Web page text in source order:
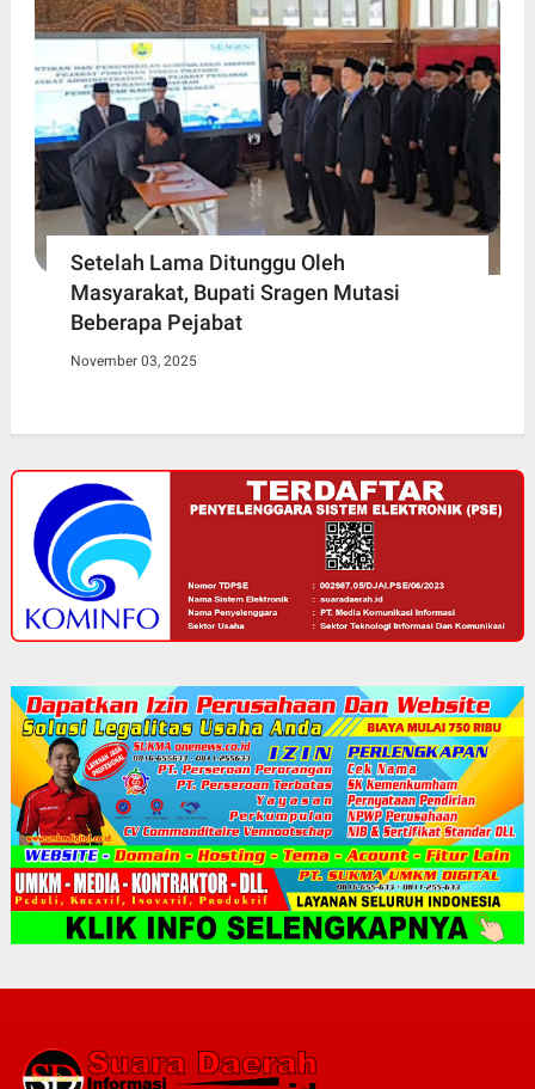
Setelah Lama Ditunggu Oleh
Masyarakat, Bupati Sragen Mutasi
Beberapa Pejabat
November 03, 2025